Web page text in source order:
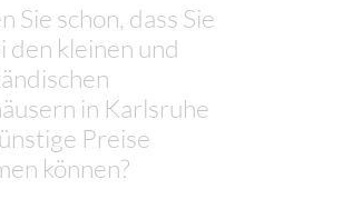
Sie schon, dass Sie
den kleinen und
in Karlsruhe
Preise
können?